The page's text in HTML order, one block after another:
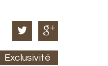
Exclusivité